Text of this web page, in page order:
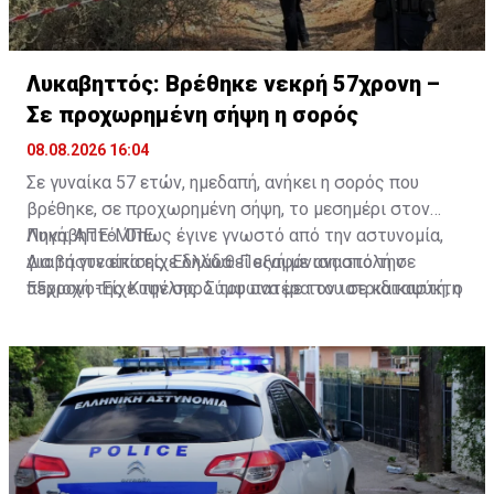
Λυκαβηττός: Βρέθηκε νεκρή 57χρονη –
Σε προχωρημένη σήψη η σορός
08.08.2026 16:04
Σε γυναίκα 57 ετών, ημεδαπή, ανήκει η σορός που
βρέθηκε, σε προχωρημένη σήψη, το μεσημέρι στον
Λυκαβηττό. Όπως έγινε γνωστό από την αστυνομία,
για τη γυναίκα είχε δηλωθεί εξαφάνιση από την
περιοχή της Κυψέλης. Σύμφωνα με τον ιατριδικαστή, ο
Πηγή: ΑΠΕ-ΜΠΕ
Διαβάστε επίσης:Ελλάδα: Ποινή με αναστολή σε
55χρονο-Είχε την σορό του πατέρα του σε καταψύκτη